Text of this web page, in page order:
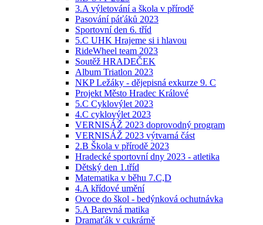
3.A výletování a škola v přírodě
Pasování páťáků 2023
Sportovní den 6. tříd
5.C UHK Hrajeme si i hlavou
RideWheel team 2023
Soutěž HRADEČEK
Album Triatlon 2023
NKP Ležáky - dějepisná exkurze 9. C
Projekt Město Hradec Králové
5.C Cyklovýlet 2023
4.C cyklovýlet 2023
VERNISÁŽ 2023 doprovodný program
VERNISÁŽ 2023 výtvarná část
2.B Škola v přírodě 2023
Hradecké sportovní dny 2023 - atletika
Dětský den 1.tříd
Matematika v běhu 7.C,D
4.A křídové umění
Ovoce do škol - bedýnková ochutnávka
5.A Barevná matika
Dramaťák v cukrárně